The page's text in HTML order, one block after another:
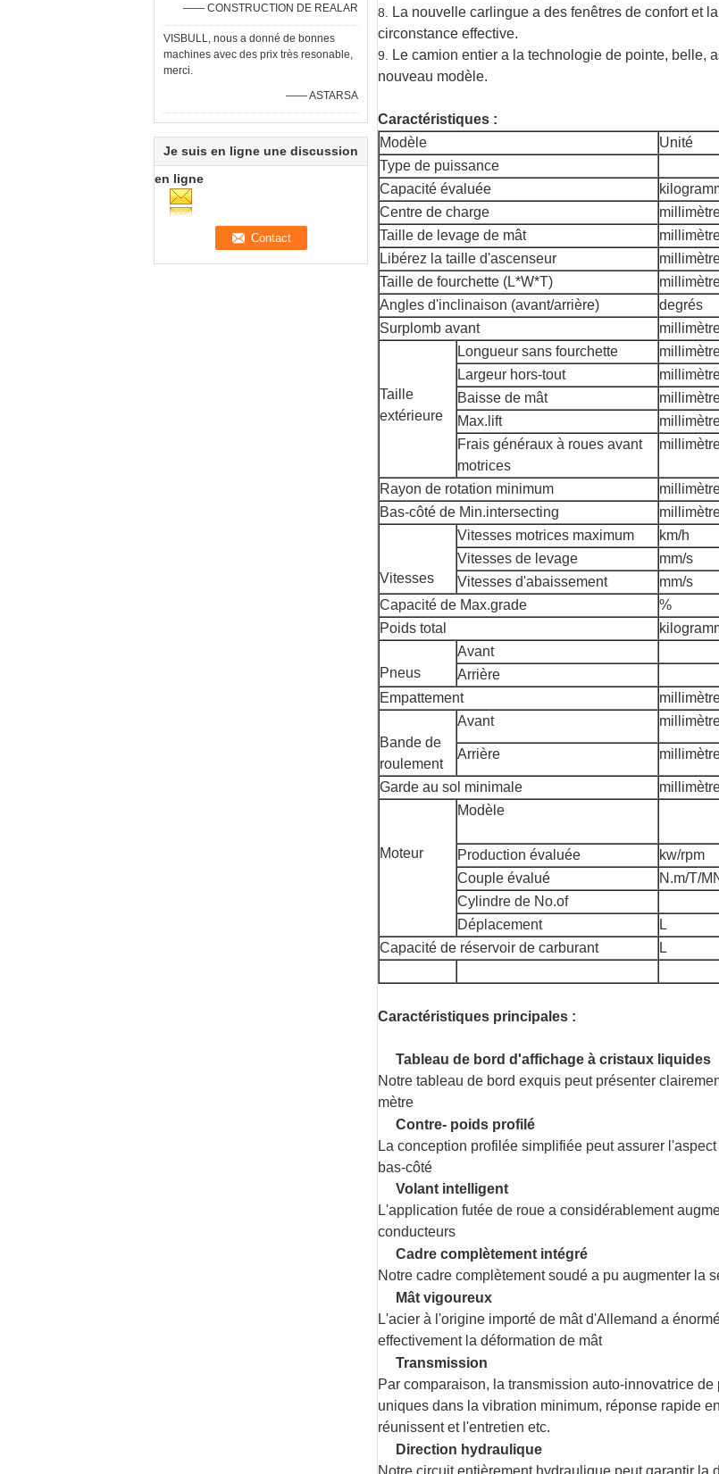
—— CONSTRUCTION DE REALAR
VISBULL, nous a donné de bonnes
machines avec des prix très resonable,
merci.
—— ASTARSA
Je suis en ligne une discussion
en ligne
8.
La nouvelle carlingue a des fenêtres de confort et
circonstance effective.
9.
Le camion entier a la technologie de pointe, belle,
nouveau modèle.
Caractéristiques :
Modèle
Unité
Type de puissance
Capacité évaluée
Centre de charge
Taille de levage de mât
Libérez la taille d'ascenseur
Taille de fourchette (L*W*T)
Angles d'inclinaison (avant/arrière)
degrés
Surplomb avant
Taille
extérieure
Longueur sans fourchette
Largeur hors-tout
Baisse de mât
Max.lift
Frais généraux à roues avant
motrices
Rayon de rotation minimum
Bas-côté de Min.intersecting
Vitesses
Vitesses motrices maximum km/h
Vitesses de levage
mm/s
Vitesses d'abaissement
mm/s
Capacité de Max.grade
%
Poids total
Pneus
Avant
Arrière
Empattement
Bande de
roulement
Avant
Arrière
Garde au sol minimale
Moteur
Modèle
Production évaluée
kw/rpm
Couple évalué
N.m/T/
Cylindre de No.of
Déplacement
L
Capacité de réservoir de carburant
L
Caractéristiques principales :
Tableau de bord d'affichage à cristaux
Notre tableau de bord exquis peut présenter
mètre
Contre- poids profilé
La conception profilée simplifiée peut assurer
bas-côté
Volant intelligent
L'application futée de roue a considérablement
conducteurs
Cadre complètement intégré
Notre cadre complètement soudé a pu augmenter la
Mât vigoureux
L'acier à l'origine importé de mât d'Allemand a
effectivement la déformation de mât
Transmission
Par comparaison, la transmission auto-innovatrice
uniques dans la vibration minimum, réponse rapide
réunissent et l'entretien etc.
Direction hydraulique
Notre circuit entièrement hydraulique peut garantir la